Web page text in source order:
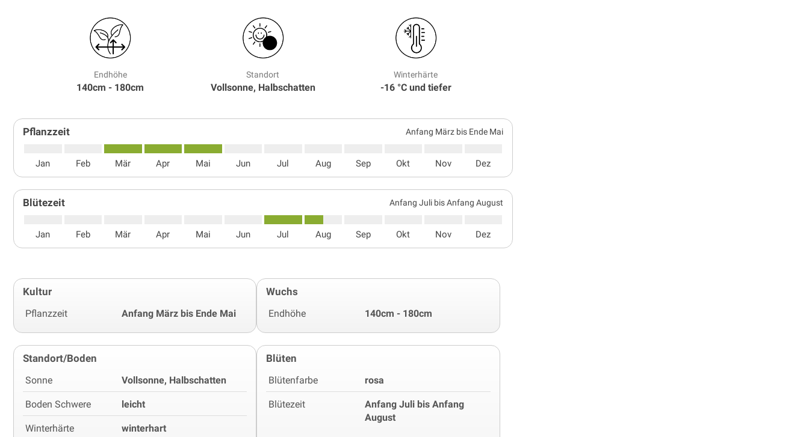
Endhöhe
140cm - 180cm
Standort
Vollsonne, Halbschatten
Winterhärte
-16 °C und tiefer
Pflanzzeit Anfang März bis Ende Mai
Jan Feb Mär Apr Mai Jun Jul Aug Sep Okt Nov Dez
Blütezeit Anfang Juli bis Anfang August
Jan Feb Mär Apr Mai Jun Jul Aug Sep Okt Nov Dez
Kultur
Pflanzzeit Anfang März bis Ende Mai
Wuchs
Endhöhe 140cm - 180cm
Standort/Boden
Sonne Vollsonne, Halbschatten
Boden Schwere leicht
Winterhärte winterhart
Blüten
Blütenfarbe rosa
Blütezeit
Anfang Juli bis Anfang
August